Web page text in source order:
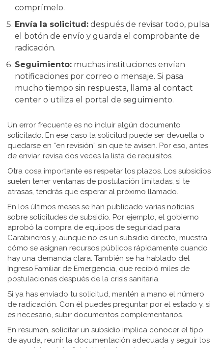
comprímelo.
Envía la solicitud: después de revisar todo, pulsa
el botón de envío y guarda el comprobante de
radicación.
Seguimiento: muchas instituciones envían
notificaciones por correo o mensaje. Si pasa
mucho tiempo sin respuesta, llama al contact
center o utiliza el portal de seguimiento.
Un error frecuente es no incluir algún documento
solicitado. En ese caso la solicitud puede ser devuelta o
quedarse en “en revisión” sin que te avisen. Por eso, antes
de enviar, revisa dos veces la lista de requisitos.
Otra cosa importante es respetar los plazos. Los subsidios
suelen tener ventanas de postulación limitadas; si te
atrasas, tendrás que esperar al próximo llamado.
En los últimos meses se han publicado varias noticias
sobre solicitudes de subsidio. Por ejemplo, el gobierno
aprobó la compra de equipos de seguridad para
Carabineros y, aunque no es un subsidio directo, muestra
cómo se asignan recursos públicos rápidamente cuando
hay una demanda clara. También se ha hablado del
Ingreso Familiar de Emergencia, que recibió miles de
postulaciones después de la crisis sanitaria.
Si ya has enviado tu solicitud, mantén a mano el número
de radicación. Con él puedes preguntar por el estado y, si
es necesario, subir documentos complementarios.
En resumen, solicitar un subsidio implica conocer el tipo
de ayuda, reunir la documentación adecuada y seguir los